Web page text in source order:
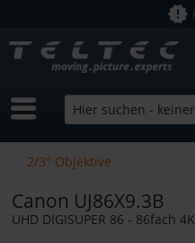
2/3" Objektive
Canon UJ86X9.3B
UHD DIGISUPER 86 - 86fach
Sofort lieferbar
Hersteller
von0,60 €